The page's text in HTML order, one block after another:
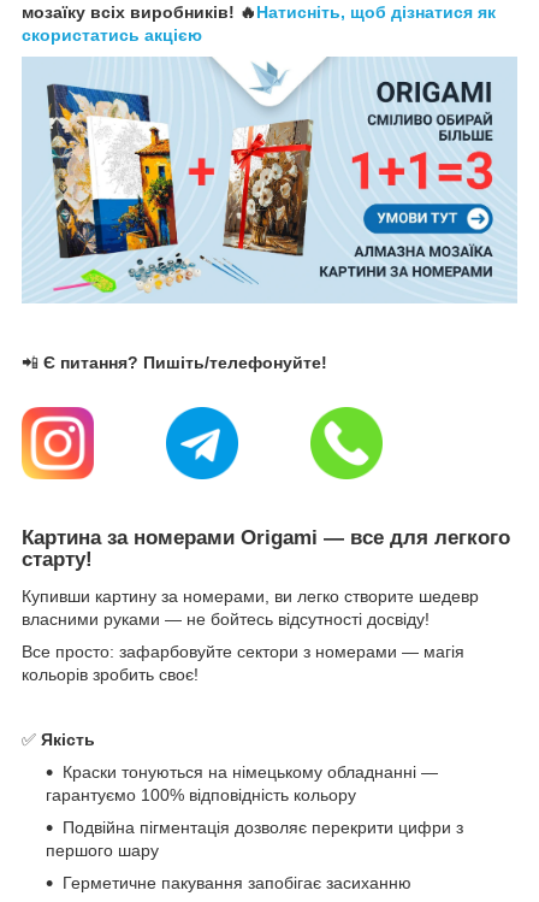
мозаїку всіх виробників! 🔥Натисніть, щоб дізнатися як
скористатись акцією
📲 Є питання? Пишіть/телефонуйте!
Картина за номерами Origami — все для легкого
старту!
Купивши картину за номерами, ви легко створите шедевр
власними руками — не бойтесь відсутності досвіду!
Все просто: зафарбовуйте сектори з номерами — магія
кольорів зробить своє!
✅ Якість
Краски тонуються на німецькому обладнанні —
гарантуємо 100% відповідність кольору
Подвійна пігментація дозволяє перекрити цифри з
першого шару
Герметичне пакування запобігає засиханню